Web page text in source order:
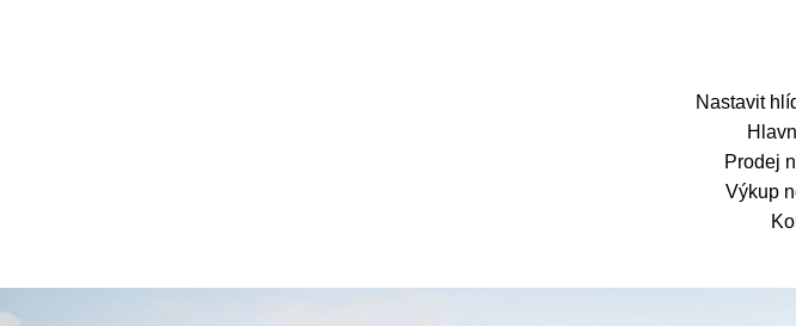
Nastavit
Prodej
Výkup